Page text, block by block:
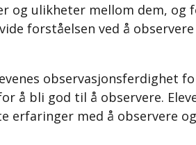
og ulikheter mellom dem, og
forståelsen ved å
observasjonsferdighet
å bli god til å observere.
erfaringer med å observere